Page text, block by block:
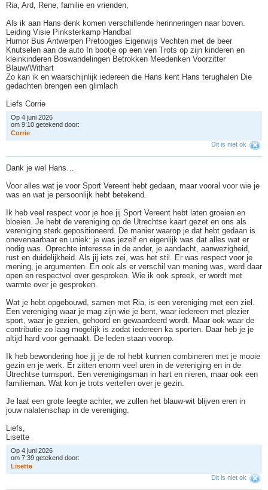
Ria, Ard, Rene, familie en vrienden,
Als ik aan Hans denk komen verschillende herinneringen naar boven.
Leiding Visie Pinksterkamp Handbal
Humor Bus Antwerpen Pretoogjes Eigenwijs Vechten met de beer
Knutselen aan de auto In bootje op een ven Trots op zijn kinderen en
kleinkinderen Boswandelingen Betrokken Meedenken Voorzitter
Blauw/Withart
Zo kan ik en waarschijnlijk iedereen die Hans kent Hans terughalen Die
gedachten brengen een glimlach
Liefs Corrie
Op 4 juni 2026
om 9:10 getekend door:
Corrie
Dit is niet ok
Dank je wel Hans…
Voor alles wat je voor Sport Vereent hebt gedaan, maar vooral voor wie je
was en wat je persoonlijk hebt betekend.
Ik heb veel respect voor je hoe jij Sport Vereent hebt laten groeien en
bloeien. Je hebt de vereniging op de Utrechtse kaart gezet en ons als
vereniging sterk gepositioneerd. De manier waarop je dat hebt gedaan is
onevenaarbaar en uniek: je was jezelf en eigenlijk was dat alles wat er
nodig was. Oprechte interesse in de ander, je aandacht, aanwezigheid,
rust en duidelijkheid. Als jij iets zei, was het stil. Er was respect voor je
mening, je argumenten. En ook als er verschil van mening was, werd daar
open en respectvol over gesproken. Wie ik ook spreek, er wordt met
warmte over je gesproken.
Wat je hebt opgebouwd, samen met Ria, is een vereniging met een ziel.
Een vereniging waar je mag zijn wie je bent, waar iedereen met plezier
sport, waar je gezien, gehoord en gewaardeerd wordt. Maar ook waar de
contributie zo laag mogelijk is zodat iedereen ka sporten. Daar heb je je
altijd hard voor gemaakt. De leden staan voorop.
Ik heb bewondering hoe jij je de rol hebt kunnen combineren met je mooie
gezin en je werk. Er zitten enorm veel uren in de vereniging en in de
Utrechtse turnsport. Een verenigingsman in hart en nieren, maar ook een
familieman. Wat kon je trots vertellen over je gezin.
Je laat een grote leegte achter, we zullen het blauw-wit blijven eren in
jouw nalatenschap in de vereniging.
Liefs,
Lisette
Op 4 juni 2026
om 7:39 getekend door:
Lisette
Dit is niet ok